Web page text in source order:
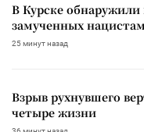
В Курске обнаружили
замученных
25 минут назад
Взрыв рухнувшего
четыре жизни